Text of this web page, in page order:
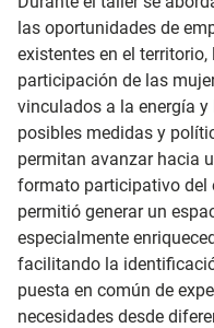
las oportunidades de
existentes en el
participación de las
vinculados a la energía
posibles medidas y
permitan avanzar hacia
formato participativo del
permitió generar un
especialmente
facilitando la
puesta en común de
necesidades desde